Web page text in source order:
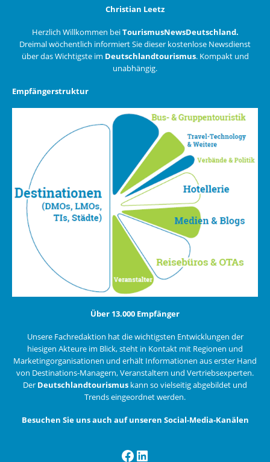
Christian Leetz
Herzlich Willkommen beiTourismusNewsDeutschland.
Dreimal wöchentlich informiert Sie dieser kostenlose Newsdienst
über das Wichtigste im Deutschlandtourismus. Kompakt und
unabhängig.
Empfängerstruktur
Über 13.000 Empfänger
Unsere Fachredaktion hat die wichtigsten Entwicklungen der
hiesigen Akteure im Blick, steht in Kontakt mit Regionen und
Marketingorganisationen und erhält Informationen aus erster Hand
von Destinations-Managern, Veranstaltern und Vertriebsexperten.
Der Deutschlandtourismus kann so vielseitig abgebildet und
Trends eingeordnet werden.
Besuchen Sie uns auch auf unseren Social-Media-Kanälen
Facebook
LinkedIn